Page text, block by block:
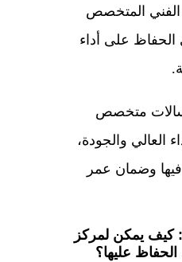
الفني المتخصص
الحفاظ على أداء
متخصص
العالي والجودة،
وضمان عمر
كيف يمكن لمركز
عليها؟